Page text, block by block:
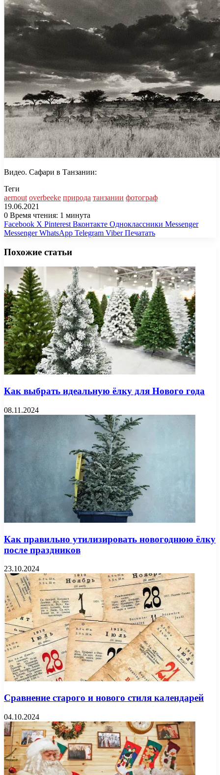
Видео. Сафари в Танзании:
Теги
aernout overbeeke природа танзании фотограф
19.06.2021
0 Время чтения: 1 минута
Facebook X Pinterest Вконтакте Одноклассники Messenger
Messenger WhatsApp Telegram Viber Печатать
Похожие статьи
Как выбрать идеальную ёлку для Нового года
08.11.2024
Как правильно утилизировать новогоднюю ёлку
после праздников
23.10.2024
Сравнение старого и нового стиля календарей
04.10.2024